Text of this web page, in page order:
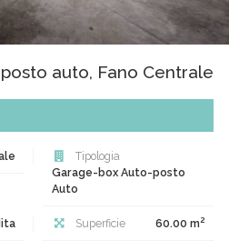
auto, Fano Centrale
Tipologia
Garage-box Auto-posto
Auto
Superficie 60.00 m2